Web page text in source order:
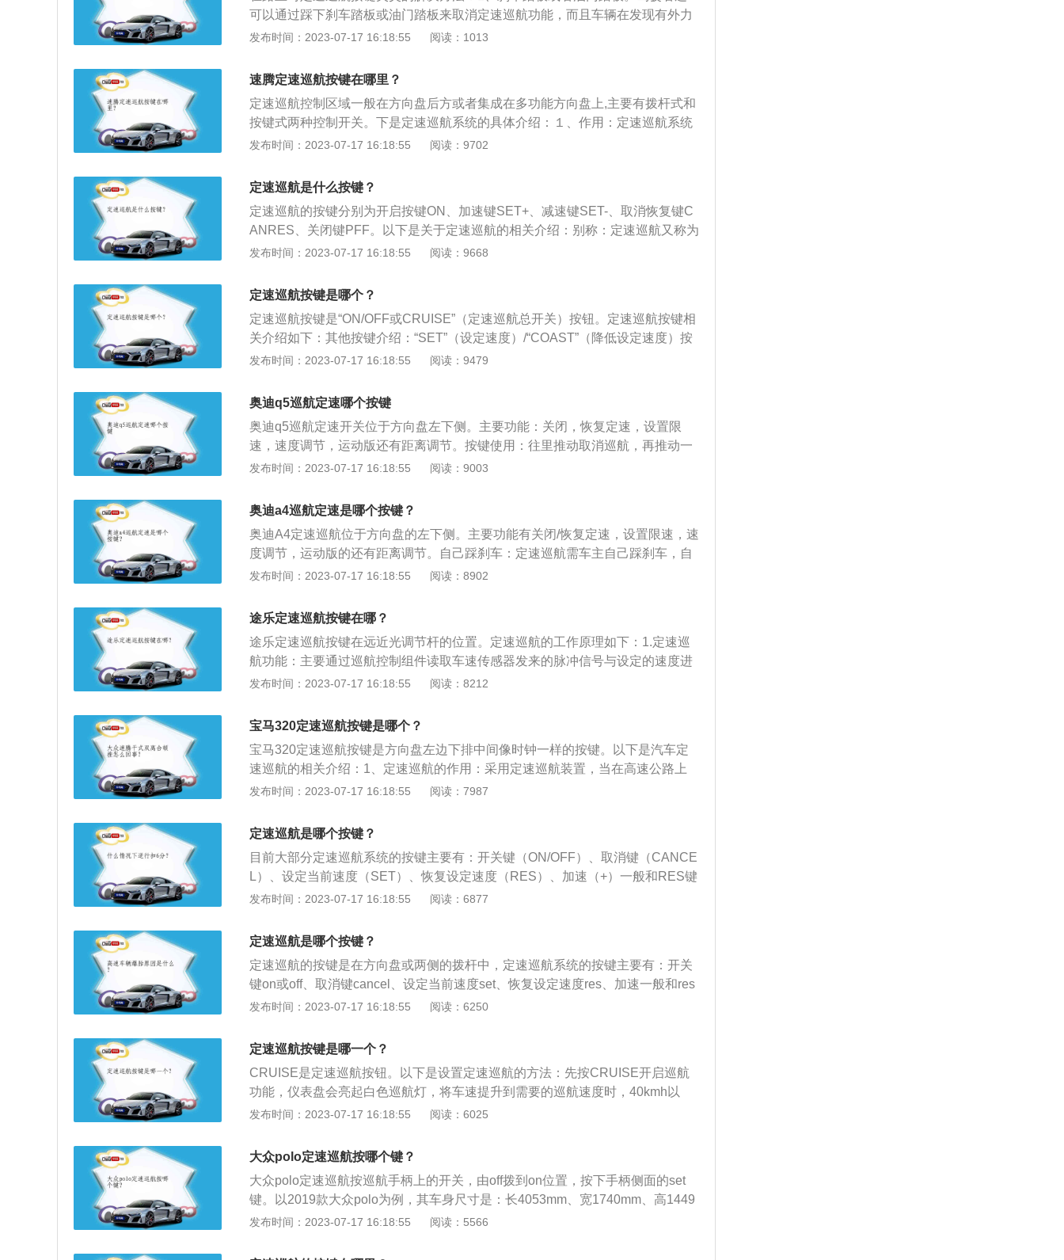
可以通过踩下刹车踏板或油门踏板来取消定速巡航功能，而且车辆在发现有外力
干预的情况下，会快速切换模式，退出定速巡航。2、挂空挡(N挡)。无法取消定
此时车辆也会失去动力，退出定速巡航，逐渐停车。3、长按启动按键。在定速
巡航状态下长按发动机启动/停止按键，强制发动机熄火同样可以取消定速巡航。
当然，这种操作需要在后方无车、非弯道等安全条件下方可进行，不然后果也会
很严重。4、如果在持续高车速的情况下，稍微遇到一些复杂路况就会很危险。
驾驶者还应该报警，寻求警察叔叔的帮助。5、也可以拨打汽车生产厂家售后服
巡航按键失灵，就去专业修理厂修理。
发布时间：2023-07-17 16:18:55 阅读：1013
速腾定速巡航按键在哪里？
定速巡航控制区域一般在方向盘后方或者集成在多功能方向盘上,主要有拨杆式和
按键式两种控制开关。下是定速巡航系统的具体介绍：１、作用：定速巡航系统
缩写为CCS，其作用是司机达到要求的速度后，不用踩油门踏板就自动地保持车
机就不用再去控制油门踏板，减轻疲劳，同时减少不必要的车速变化，可以节省
燃料。２、使用条件：定速巡航系统并非何时何地都适用，原则上定速巡航要在
高速公路或全封闭路上使用。因为在非封闭路上，复杂的路况不利于交通安全。
发布时间：2023-07-17 16:18:55 阅读：9702
定速巡航是什么按键？
定速巡航的按键分别为开启按键ON、加速键SET+、减速键SET-、取消恢复键C
ANRES、关闭键PFF。以下是关于定速巡航的相关介绍：别称：定速巡航又称为
定速巡航行驶装置，速度控制系统、自动驾驶系统等。作用：定速巡航作用是按
辆以固定的速度行驶。失控应对：驾驶中遇到“定速巡航”失控的情形，可通过推
空挡、关引擎、踩刹车、拉手刹等办法应对。
发布时间：2023-07-17 16:18:55 阅读：9668
定速巡航按键是哪个？
定速巡航按键是“ON/OFF或CRUISE”（定速巡航总开关）按钮。定速巡航按键相
关介绍如下：其他按键介绍：“SET”（设定速度）/“COAST”（降低设定速度）按
钮；“RES”（恢复设定速度）/“ACCEL”（增大速度）按钮；“CANCEL”（解除或
杆式、方向盘按钮式与方向盘控制组式。定速巡航系统工作原理介绍：由巡航控
制组件读取车速传感器发来的脉冲信号与设定的速度进行比较，从而发出指令由
伺服器机械的来调整节气门开度的增大或减小，以使车辆始终保持所设定的速
度。
发布时间：2023-07-17 16:18:55 阅读：9479
奥迪q5巡航定速哪个按键
奥迪q5巡航定速开关位于方向盘左下侧。主要功能：关闭，恢复定速，设置限
速，速度调节，运动版还有距离调节。按键使用：往里推动取消巡航，再推动一
格为关闭巡航，往外拉动时又可恢复设定速度巡航。打开定速巡航并非意味着汽
动）。SPEED按键是速度调整键，上抬为增加速度值，下压为降低速度值。
发布时间：2023-07-17 16:18:55 阅读：9003
奥迪a4巡航定速是哪个按键？
奥迪A4定速巡航位于方向盘的左下侧。主要功能有关闭/恢复定速，设置限速，速
度调节，运动版的还有距离调节。自己踩刹车：定速巡航需车主自己踩刹车，自
适应才会自动制动。但是电子设备难免会有不灵敏的地方，驾驶员还是要时刻注
然保留，通过手动方式可以恢复巡航。遇到暴雨、蜿蜒的山路等情况，请关闭巡
航功能，改为人工谨慎驾驶。
发布时间：2023-07-17 16:18:55 阅读：8902
途乐定速巡航按键在哪？
途乐定速巡航按键在远近光调节杆的位置。定速巡航的工作原理如下：1.定速巡
航功能：主要通过巡航控制组件读取车速传感器发来的脉冲信号与设定的速度进
行比较，通过精准的电子计算发出指令，保证车辆在设定速度下的最精准供油
效屏蔽电子油门传感器由于颠簸路段及不良驾驶习惯形成的杂乱信号，经过精确
计算喷油量，使燃油得到最充分燃烧，来实现节油。3.油门加速功能:主要通过提
高油门响应灵敏度实现，当系统发现司机有加速意愿时，会驱动节气门尽可能快
地打开，这样就使油门响应的敏感度得到了提高。在油门踏板被踩下时，控制器
会根据踩下幅度、时间计算油门信号的变化率，变化越快，说明加速要求越强
整车动力大大提升。
发布时间：2023-07-17 16:18:55 阅读：8212
宝马320定速巡航按键是哪个？
宝马320定速巡航按键是方向盘左边下排中间像时钟一样的按键。以下是汽车定
速巡航的相关介绍：1、定速巡航的作用：采用定速巡航装置，当在高速公路上
长时间行车后，司机就不用再去控制油门踏板，减轻疲劳，同时减少不必要的车
速踏板进度行加速，松开加速踏板后，系统便将车速恢复至设定的巡航车速。
发布时间：2023-07-17 16:18:55 阅读：7987
定速巡航是哪个按键？
目前大部分定速巡航系统的按键主要有：开关键（ON/OFF）、取消键（CANCE
L）、设定当前速度（SET）、恢复设定速度（RES）、加速（+）一般和RES键
在一起，减速（-）则和SET键一起。以下是定速巡航的禁用条件：1、非封闭路
杂的路况不利于交通安全；2、雨天雪天禁用：雨天慎用，雪天禁用；3、盘山路
或弯路禁用：盘山路或弯路过多，要慎用。因为在正常出弯路的情况下，要适当
加油提供更大的转向力。定速巡航状态下车辆自动维持车速恒定，油门由行车电
脑控制，往往给弯路行车带来危险。
发布时间：2023-07-17 16:18:55 阅读：6877
定速巡航是哪个按键？
定速巡航的按键是在方向盘或两侧的拨杆中，定速巡航系统的按键主要有：开关
键on或off、取消键cancel、设定当前速度set、恢复设定速度res、加速一般和res
键在一起，减速和set键一起。定速巡航的作用是：开启后不用踩油门踏板就自动
仪表指示灯；3、发动机电脑模块ecm；4、电子节气门；5、离合踏板开关；6、
制动开关以及驻车制动开关。
发布时间：2023-07-17 16:18:55 阅读：6250
定速巡航按键是哪一个？
CRUISE是定速巡航按钮。以下是设置定速巡航的方法：先按CRUISE开启巡航
功能，仪表盘会亮起白色巡航灯，将车速提升到需要的巡航速度时，40kmh以
上，按SET减号键，仪表盘巡航灯变绿即可定速，松开油门后按设定速度行驶。
速巡航行驶装置，速度控制系统，自动驾驶系统等，其作用是按驾驶人要求的速
度开关之后，不用踩油门踏板即可自动地保持车速，使车辆以固定的速度行驶。
2、采用定速巡航装置在高速公路上长时间行车，司机不用控制油门踏板，减轻
了疲劳，同时减少不必要的车速变化，可以节省燃料。3、定速巡航系统是利用
电控技术对汽车的行驶速度进行自动调节的一种电子控制装置，具有保持汽车行
发布时间：2023-07-17 16:18:55 阅读：6025
大众polo定速巡航按哪个键？
大众polo定速巡航按巡航手柄上的开关，由off拨到on位置，按下手柄侧面的set
键。以2019款大众polo为例，其车身尺寸是：长4053mm、宽1740mm、高1449
mm，轴距为2564mm。2019款大众polo前悬架是麦弗逊式独立悬架，后悬架是
83kw，最大扭矩是145nm，与其匹配的是5挡手动变速箱。
发布时间：2023-07-17 16:18:55 阅读：5566